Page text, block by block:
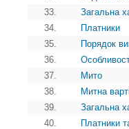
33.
Загальна
34.
Платники
35.
Порядок
36.
37.
Мито
38.
Митна
39.
Загальна
40.
Платники